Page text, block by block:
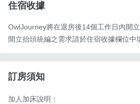
住宿收據
OwlJourney將在退房後14個工作日內開
開立抬頭統編之需求請於住宿收據欄位中
訂房須知
加人加床說明：